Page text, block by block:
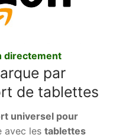
directement
par
de tablettes
universel pour
avec les tablettes